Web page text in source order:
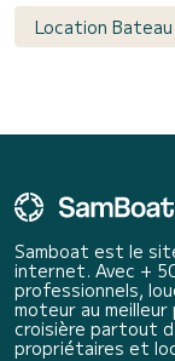
Location
Samboat est le
internet. Avec +
professionnels,
moteur au
croisière partout
propriétaires et